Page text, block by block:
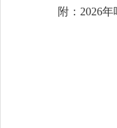
附： 2026